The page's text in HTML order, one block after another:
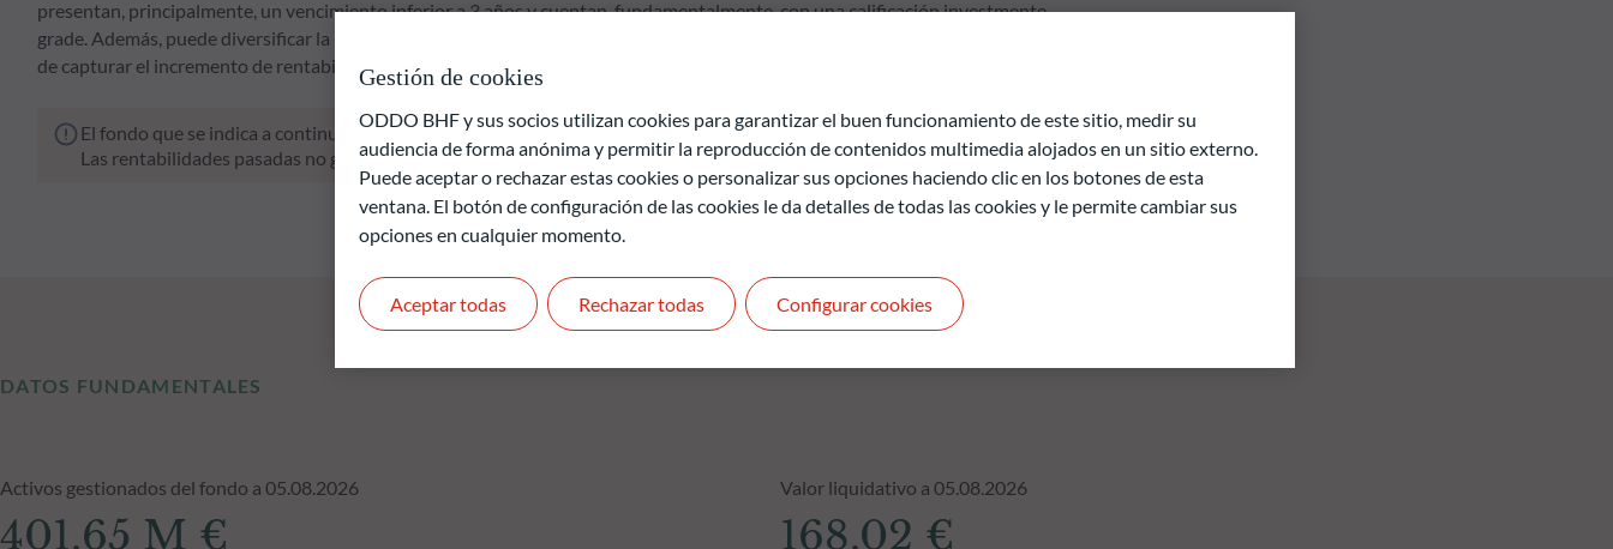
presentan, principalmente, un vencimiento inferior a 3 años y cuentan, fundamentalmente, con una calificación investmente
grade. Además, puede diversificar la inversión en un máximo del 10% del patrimonio en títulos de alto rendimiento con el fin
de capturar el incremento de rentabilidad derivado de la inversión en títulos especulativos de alto rendimiento.
El fondo que se indica a continuación conlleva un riesgo de pérdida de capital.
Las rentabilidades pasadas no garantizan resultados futuros y no son constantes en el tiempo
DATOS FUNDAMENTALES
Activos gestionados del fondo a 05.08.2026
401.65 M €
Valor liquidativo a 05.08.2026
168.02 €
Gestión de cookies
ODDO BHF y sus socios utilizan cookies para garantizar el buen funcionamiento de este sitio, medir su
audiencia de forma anónima y permitir la reproducción de contenidos multimedia alojados en un sitio externo.
Puede aceptar o rechazar estas cookies o personalizar sus opciones haciendo clic en los botones de esta
ventana. El botón de configuración de las cookies le da detalles de todas las cookies y le permite cambiar sus
opciones en cualquier momento.
Rechazar todas
Aceptar todas Configurar cookies